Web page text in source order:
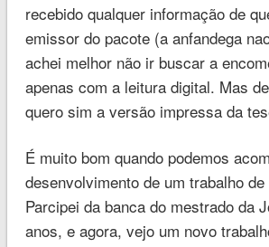
recebido qualquer informação de
emissor do pacote (a anfandega
achei melhor não ir buscar a
apenas com a leitura digital. Mas
quero sim a versão impressa da
É muito bom quando podemos
desenvolvimento de um trabalho
Parcipei da banca do mestrado da
anos, e agora, vejo um novo